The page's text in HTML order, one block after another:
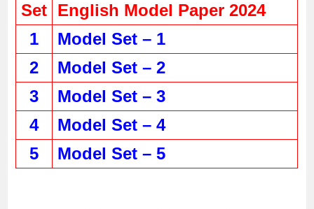
Set English Model Paper 2024
1
Model Set – 1
2
Model Set – 2
3
Model Set – 3
4
Model Set – 4
5
Model Set – 5